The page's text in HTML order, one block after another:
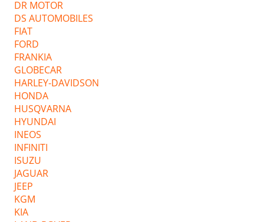
DR MOTOR
DS AUTOMOBILES
FIAT
FORD
FRANKIA
GLOBECAR
HARLEY-DAVIDSON
HONDA
HUSQVARNA
HYUNDAI
INEOS
INFINITI
ISUZU
JAGUAR
JEEP
KGM
KIA